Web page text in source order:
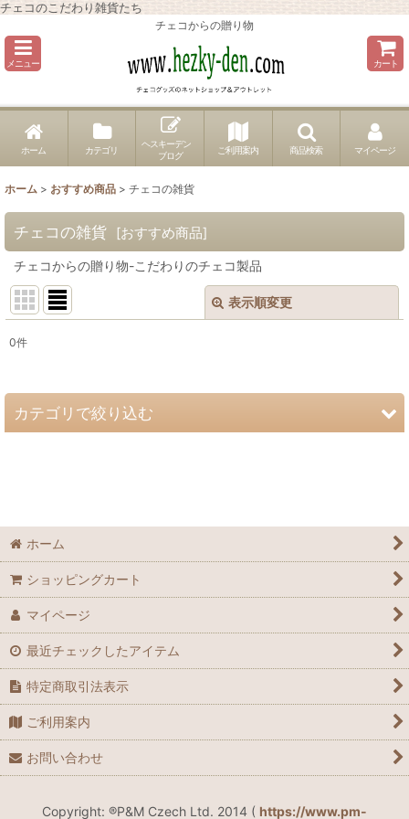
チェコのこだわり雑貨たち
チェコからの贈り物
メニュー カート
ホーム カテゴリ
ヘスキーデン
ブログ
ご利用案内 商品検索 マイページ
ホーム > おすすめ商品 > チェコの雑貨
チェコの雑貨 [おすすめ商品]
チェコからの贈り物-こだわりのチェコ製品
表示順変更
表示数 :
0件
カテゴリで絞り込む
コットンエコバッグ
ホーム
ショッピングカート
マイページ
最近チェックしたアイテム
特定商取引法表示
ご利用案内
お問い合わせ
Copyright: ®P&M Czech Ltd. 2014 ( https://www.pm-